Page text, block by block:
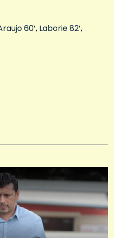
60’, Laborie 82’,